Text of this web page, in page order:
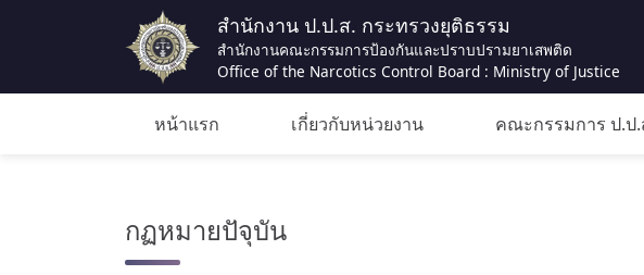
สำนักงาน ป.ป.ส. กระทรวงยุติธรรม
สำนักงานคณะกรรมการป้องกันและปราบปรามยาเสพติด
Office of the Narcotics Control Board : Ministry of Justice
หน้าแรก เกี่ยวกับหน่วยงาน คณะกรรมการ ป.ป.
กฏหมายปัจุบัน